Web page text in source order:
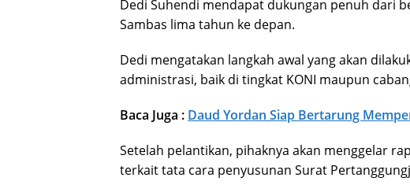
Dedi Suhendi mendapat dukungan penuh dari
Sambas lima tahun ke depan.
Dedi mengatakan langkah awal yang akan
administrasi, baik di tingkat KONI maupun
Baca Juga : Daud Yordan Siap Bertarung
Setelah pelantikan, pihaknya akan menggelar
terkait tata cara penyusunan Surat